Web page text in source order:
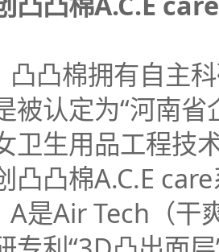
凸棉拥有自主科
被认定为“河南
卫生用品工程技
凸凸棉A.C.E
Air Tech（干